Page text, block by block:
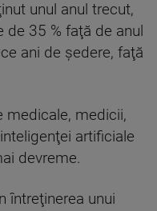
unul anul trecut,
35 % faţă de anul
ani de şedere, faţă
medicale, medicii,
artificiale
devreme.
întreţinerea unui